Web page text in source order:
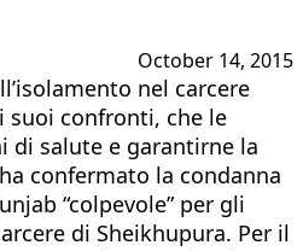
October 14, 2015
nel carcere
suoi confronti, che le
di salute e garantirne la
confermato la condanna
“colpevole” per gli
di Sheikhupura. Per il